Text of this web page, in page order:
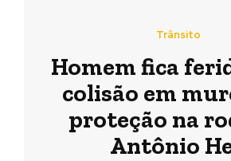
Trânsito
Homem fica
colisão em
proteção na
Antônio